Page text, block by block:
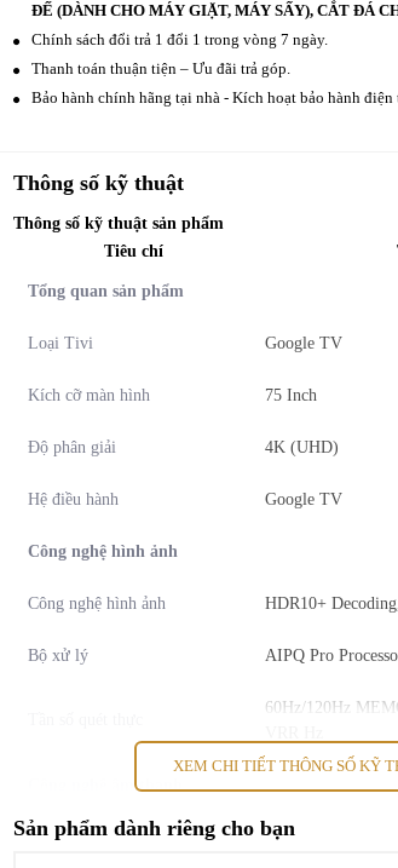
ĐẾ (DÀNH CHO MÁY GIẶT, MÁY SẤY), CẮT ĐÁ
Chính sách đổi trả 1 đổi 1 trong vòng 7 ngày.
Thanh toán thuận tiện – Ưu đãi trả góp.
Bảo hành chính hãng tại nhà - Kích hoạt bảo hành điện
Thông số kỹ thuật
Thông số kỹ thuật sản phẩm
Tiêu chí
Tổng quan sản phẩm
Loại Tivi Google TV
Kích cỡ màn hình 75 Inch
Độ phân giải 4K (UHD)
Hệ điều hành Google TV
Công nghệ hình ảnh
Công nghệ hình ảnh HDR10+
Bộ xử lý AIPQ Pro
60Hz/120Hz
Công nghệ âm thanh
Tổng công suất loa (2x15+15W)
XEM CHI TIẾT THÔNG SỐ KỸ
Sản phẩm dành riêng cho bạn